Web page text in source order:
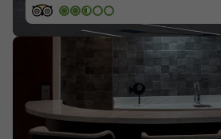
Blog TopViagens
Área de Cliente